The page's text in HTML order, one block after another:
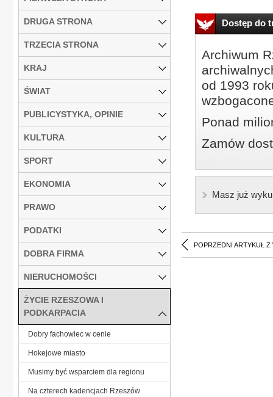
Dostęp do
Archiwum
od 1993
Ponad
Zamów
Masz już
POPRZEDNI ARTYKUŁ Z
DRUGA STRONA
TRZECIA STRONA
KRAJ
ŚWIAT
PUBLICYSTYKA, OPINIE
KULTURA
SPORT
EKONOMIA
PRAWO
PODATKI
DOBRA FIRMA
NIERUCHOMOŚCI
ŻYCIE RZESZOWA I
PODKARPACIA
Dobry fachowiec w cenie
Hokejowe miasto
Musimy być wsparciem dla regionu
Na czterech kadencjach Rzeszów